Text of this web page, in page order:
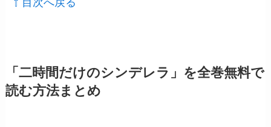
⇧ 目次へ戻る
「二時間だけのシンデレラ」を全巻無料で
読む方法まとめ